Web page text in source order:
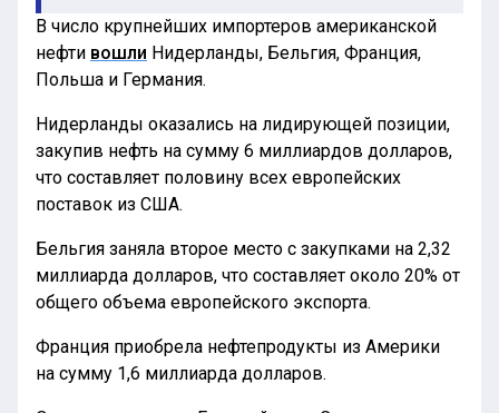
В число крупнейших импортеров американской
нефти вошли Нидерланды, Бельгия, Франция,
Польша и Германия.
Нидерланды оказались на лидирующей позиции,
закупив нефть на сумму 6 миллиардов долларов,
что составляет половину всех европейских
поставок из США.
Бельгия заняла второе место с закупками на 2,32
миллиарда долларов, что составляет около 20% от
общего объема европейского экспорта.
Франция приобрела нефтепродукты из Америки
на сумму 1,6 миллиарда долларов.